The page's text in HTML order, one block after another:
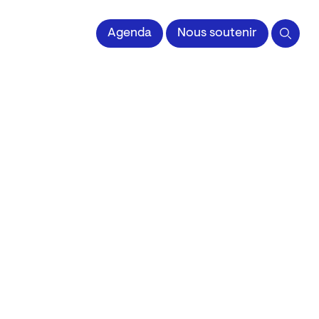
impriméeAgenda Nous soutenir